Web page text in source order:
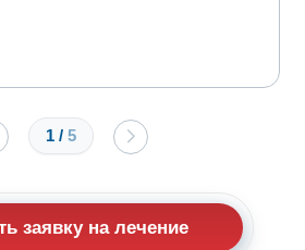
1 / 5
заявку на лечение